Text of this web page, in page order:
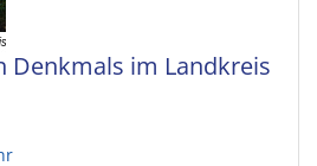
Denkmals im Landkreis